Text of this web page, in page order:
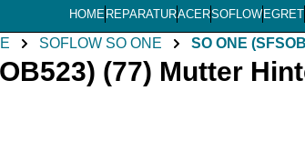
HOME REPARATURACERSOFLOW EGRET
SOFLOW SO ONE SO ONE
(77) Mutter